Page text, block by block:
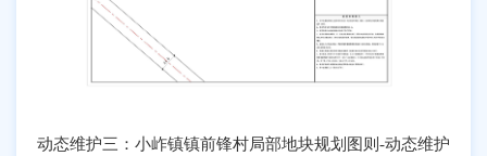
动态维护三：小岞镇镇前锋村局部地块规划图则-动态维护